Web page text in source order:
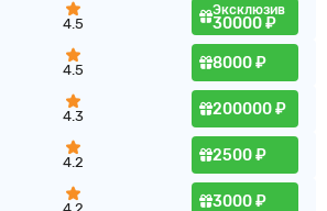
4.5
Эксклюзив
30000 ₽
4.5 8000 ₽
4.3 200000 ₽
4.2 2500 ₽
3000 ₽